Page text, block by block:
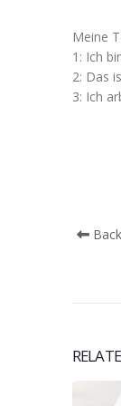
Meine
1: Ich
2: Das
3: Ich